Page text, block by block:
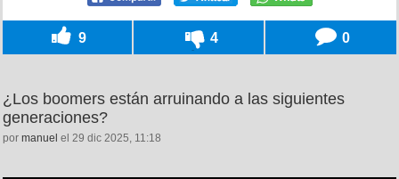
9 4 0
¿Los boomers están arruinando a las siguientes
generaciones?
por manuel el 29 dic 2025, 11:18